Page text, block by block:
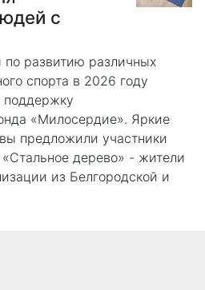
с
по развитию различных
спорта в 2026 году
поддержку
«Милосердие». Яркие
предложили участники
дерево» - жители
из Белгородской и